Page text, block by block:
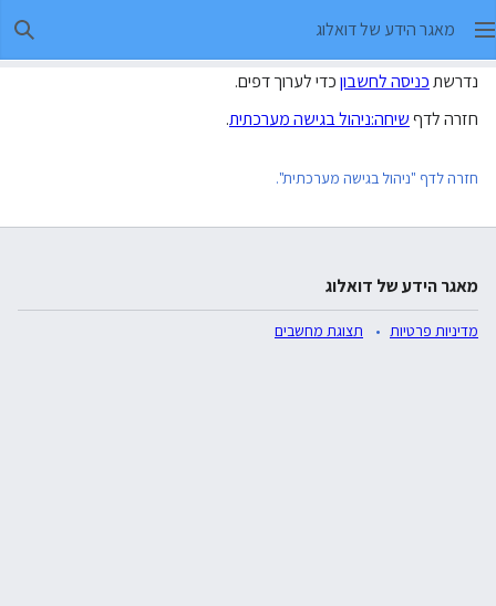
מאגר הידע של דואלוג
נדרשתכניסה לחשבוןכדי לערוך דפים.
חזרה לדףשיחה:ניהול בגישה מערכתית.
חזרה לדף "ניהול בגישה מערכתית".
מאגר הידע של דואלוג
מדיניות פרטיות תצוגת מחשבים